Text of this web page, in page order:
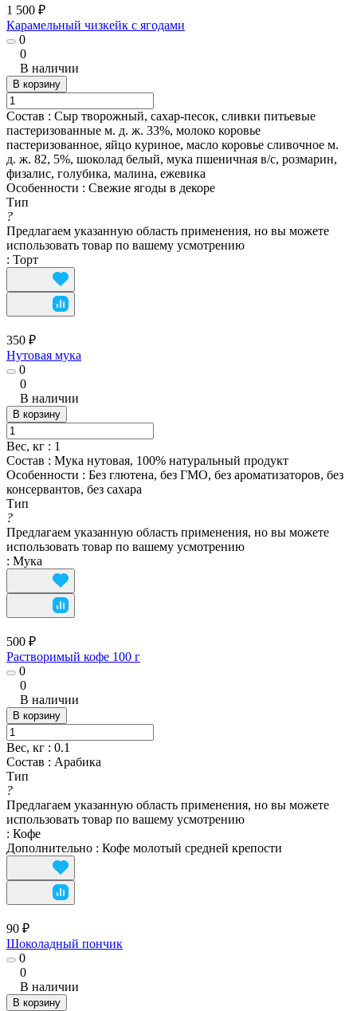
1 500 ₽
Карамельный чизкейк с ягодами
0
0
В наличии
В корзину
Состав : Сыр творожный, сахар-песок, сливки питьевые
пастеризованные м. д. ж. 33%, молоко коровье
пастеризованное, яйцо куриное, масло коровье сливочное м.
д. ж. 82, 5%, шоколад белый, мука пшеничная в/с, розмарин,
физалис, голубика, малина, ежевика
Особенности : Свежие ягоды в декоре
Тип
?
Предлагаем указанную область применения, но вы можете
использовать товар по вашему усмотрению
: Торт
350 ₽
Нутовая мука
0
0
В наличии
В корзину
Вес, кг : 1
Состав : Мука нутовая, 100% натуральный продукт
Особенности : Без глютена, без ГМО, без ароматизаторов, без
консервантов, без сахара
Тип
?
Предлагаем указанную область применения, но вы можете
использовать товар по вашему усмотрению
: Мука
500 ₽
Растворимый кофе 100 г
0
0
В наличии
В корзину
Вес, кг : 0.1
Состав : Арабика
Тип
?
Предлагаем указанную область применения, но вы можете
использовать товар по вашему усмотрению
: Кофе
Дополнительно : Кофе молотый средней крепости
90 ₽
Шоколадный пончик
0
0
В наличии
В корзину